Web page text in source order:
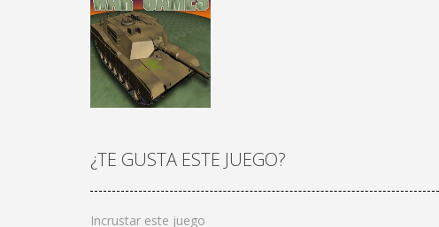
¡JUGAR
Zoom
¿TE GUSTA ESTE JUEGO?
Incrustar este juego